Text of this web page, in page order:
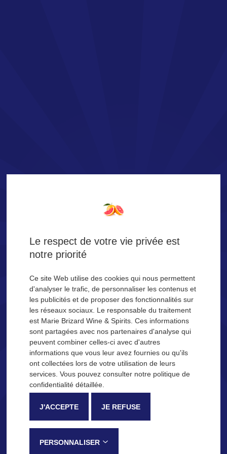
Description Processus de fabrication
La Tequila San José
Reconnaissable entre toutes pour sa douceur et ses notes fruitées,
la Tequila SAN JOSÉ est élaborée dans la province de Jalisco, au
Mexique, selon une méthode traditionnelle qui lui confère ses notes
NOS IDÉES COCKTAILS
la Tequila SAN JOSÉ.
Êtes-vous majeur ?
OUI NON
Se souvenir de moi
Le respect de votre vie privée est
notre priorité
Ce site Web utilise des cookies qui nous permettent
d'analyser le trafic, de personnaliser les contenus et
les publicités et de proposer des fonctionnalités sur
les réseaux sociaux. Le responsable du traitement
est Marie Brizard Wine & Spirits. Ces informations
sont partagées avec nos partenaires d'analyse qui
peuvent combiner celles-ci avec d'autres
informations que vous leur avez fournies ou qu'ils
ont collectées lors de votre utilisation de leurs
services. Vous pouvez consulter notre politique de
confidentialité détaillée.
J'ACCEPTE JE REFUSE
PERSONNALISER